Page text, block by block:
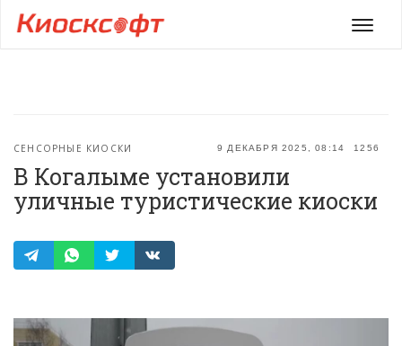
Меню
9 ДЕКАБРЯ 2025, 08:14 1256
СЕНСОРНЫЕ КИОСКИ
В Когалыме установили
уличные туристические киоски